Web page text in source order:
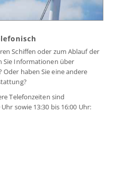
Schiffen oder zum Ablauf der
Sie Informationen über
haben Sie eine andere
Telefonzeiten sind
sowie 13:30 bis 16:00 Uhr: